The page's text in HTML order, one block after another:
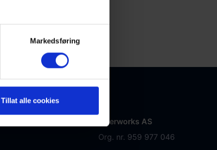
Markedsføring
Tillat alle cookies
Fiberworks AS
Org. nr. 959 977 046